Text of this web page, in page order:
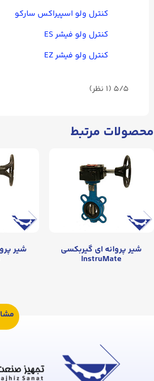
کنترل ولو اسپیراکس سارکو
کنترل ولو فیشر ES
کنترل ولو فیشر EZ
5/5 (۱ نظر)
محصولات مرتبط
شیر پروانه‌ ای گیربکسی
InstruMate
شیر